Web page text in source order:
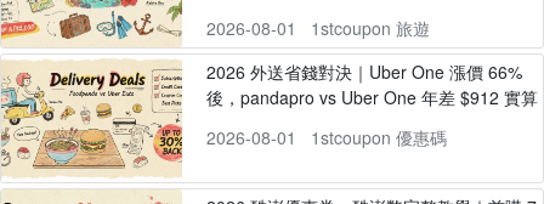
2026-08-01
1stcoupon 旅遊
2026 外送省錢對決｜Uber One 漲價 66%
後，pandapro vs Uber One 年差 $912 實算
2026-08-01
1stcoupon 優惠碼